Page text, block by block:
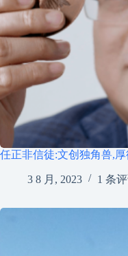
任正非信徒:文创独角兽,
3 8 月, 2023 1 条